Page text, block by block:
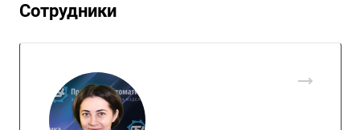
Сотрудники